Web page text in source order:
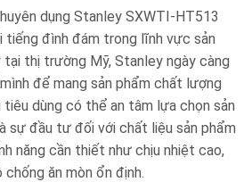
dụng Stanley SXWTI-HT513
tiếng đình đám trong lĩnh vực sản
thị trường Mỹ, Stanley ngày càng
để mang sản phẩm chất lượng
dùng có thể an tâm lựa chọn sản
sự đầu tư đối với chất liệu sản phẩm
năng cần thiết như chịu nhiệt cao,
ăn mòn ổn định.